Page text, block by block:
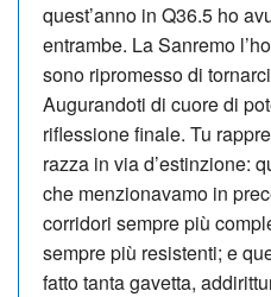
quest’anno in Q36.5 ho
entrambe. La Sanremo
sono ripromesso di
Augurandoti di cuore di
riflessione finale. Tu
razza in via d’estinzione:
che menzionavamo in
corridori sempre più
sempre più resistenti; e
fatto tanta gavetta,